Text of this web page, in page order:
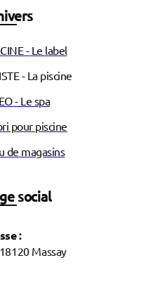
- Le label
- La piscine
- Le spa
pour piscine
de magasins
social
:
Massay